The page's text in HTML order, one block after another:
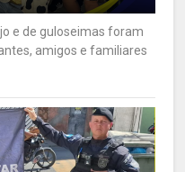
e de guloseimas foram
amigos e familiares